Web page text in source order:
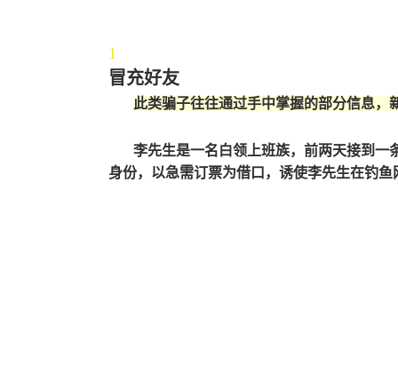
1
冒充好友
此类骗子往往通过手中掌握的部分信息
李先生是一名白领上班族，前两天接到一
身份，以急需订票为借口，诱使李先生在钓鱼